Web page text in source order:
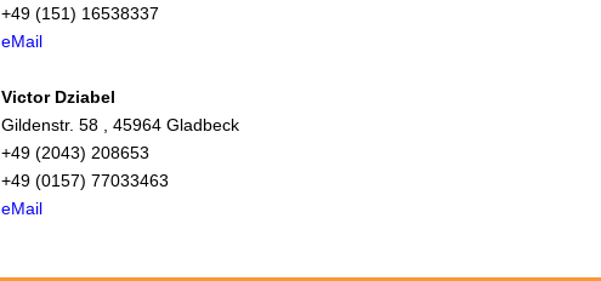
+49 (151) 16538337
eMail
Victor Dziabel
Gildenstr. 58 , 45964 Gladbeck
+49 (2043) 208653
+49 (0157) 77033463
eMail